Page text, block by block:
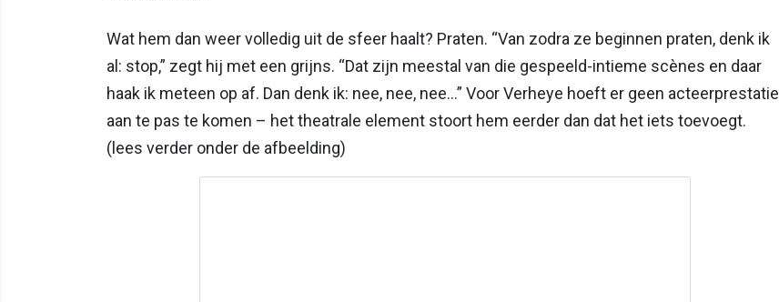
Wat hem dan weer volledig uit de sfeer haalt? Praten. “Van zodra ze beginnen praten, denk ik
al: stop,” zegt hij met een grijns. “Dat zijn meestal van die gespeeld-intieme scènes en daar
haak ik meteen op af. Dan denk ik: nee, nee, nee...” Voor Verheye hoeft er geen acteerprestatie
aan te pas te komen – het theatrale element stoort hem eerder dan dat het iets toevoegt.
(lees verder onder de afbeelding)